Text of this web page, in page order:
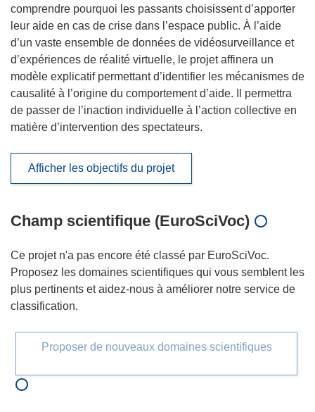
comprendre pourquoi les passants choisissent d’apporter
leur aide en cas de crise dans l’espace public. À l’aide
d’un vaste ensemble de données de vidéosurveillance et
d’expériences de réalité virtuelle, le projet affinera un
modèle explicatif permettant d’identifier les mécanismes de
causalité à l’origine du comportement d’aide. Il permettra
de passer de l’inaction individuelle à l’action collective en
matière d’intervention des spectateurs.
Afficher les objectifs du projet
Champ scientifique (EuroSciVoc)
Ce projet n'a pas encore été classé par EuroSciVoc.
Proposez les domaines scientifiques qui vous semblent les
plus pertinents et aidez-nous à améliorer notre service de
classification.
Proposer de nouveaux domaines scientifiques